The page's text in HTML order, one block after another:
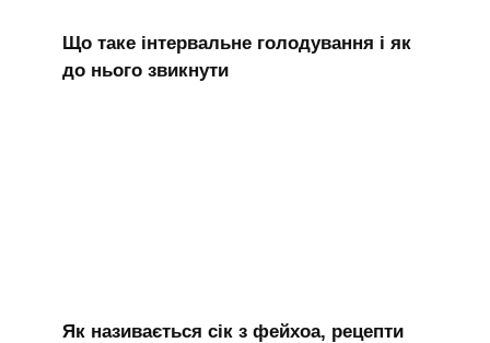
Що таке інтервальне голодування і як
до нього звикнути
Як називається сік з фейхоа, рецепти